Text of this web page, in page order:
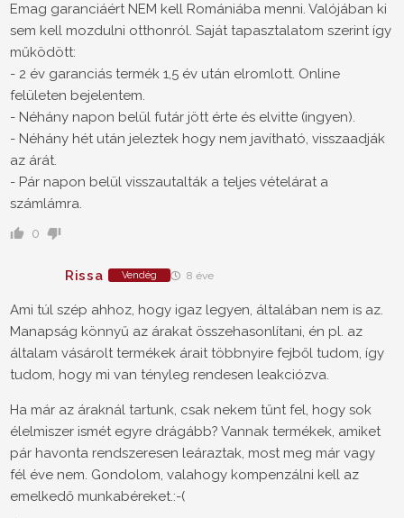
Emag garanciáért NEM kell Romániába menni. Valójában ki
sem kell mozdulni otthonról. Saját tapasztalatom szerint így
működött:
- 2 év garanciás termék 1,5 év után elromlott. Online
felületen bejelentem.
- Néhány napon belül futár jött érte és elvitte (ingyen).
- Néhány hét után jeleztek hogy nem javítható, visszaadják
az árát.
- Pár napon belül visszautalták a teljes vételárat a
számlámra.
0
Rissa Vendég 8 éve
Ami túl szép ahhoz, hogy igaz legyen, általában nem is az.
Manapság könnyű az árakat összehasonlítani, én pl. az
általam vásárolt termékek árait többnyire fejből tudom, így
tudom, hogy mi van tényleg rendesen leakciózva.
Ha már az áraknál tartunk, csak nekem tűnt fel, hogy sok
élelmiszer ismét egyre drágább? Vannak termékek, amiket
pár havonta rendszeresen leáraztak, most meg már vagy
fél éve nem. Gondolom, valahogy kompenzálni kell az
emelkedő munkabéreket.:-(